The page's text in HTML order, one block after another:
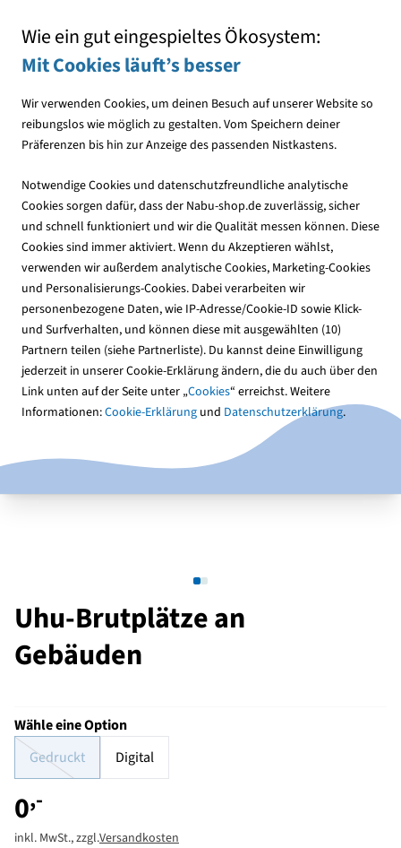
Wie ein gut eingespieltes Ökosystem:
Mit Cookies läuft’s besser
Wir verwenden Cookies, um deinen Besuch auf unserer Website so
reibungslos wie möglich zu gestalten. Vom Speichern deiner
Präferenzen bis hin zur Anzeige des passenden Nistkastens.
Notwendige Cookies und datenschutzfreundliche analytische
Cookies sorgen dafür, dass der Nabu-shop.de zuverlässig, sicher
und schnell funktioniert und wir die Qualität messen können. Diese
Cookies sind immer aktiviert. Wenn du Akzeptieren wählst,
verwenden wir außerdem analytische Cookies, Marketing-Cookies
und Personalisierungs-Cookies. Dabei verarbeiten wir
personenbezogene Daten, wie IP-Adresse/Cookie-ID sowie Klick-
und Surfverhalten, und können diese mit ausgewählten (10)
Partnern teilen (siehe Partnerliste). Du kannst deine Einwilligung
jederzeit in unserer Cookie-Erklärung ändern, die du auch über den
Link unten auf der Seite unter „Cookies“ erreichst. Weitere
Informationen:Cookie-Erklärung und Datenschutzerklärung.
Publikationen NABU-Publikationen Vogelschutz
Uhu-Brutplätze an
Gebäuden
Wähle eine Option
Gedruckt
Digital
0,-
inkl. MwSt., zzgl.Versandkosten